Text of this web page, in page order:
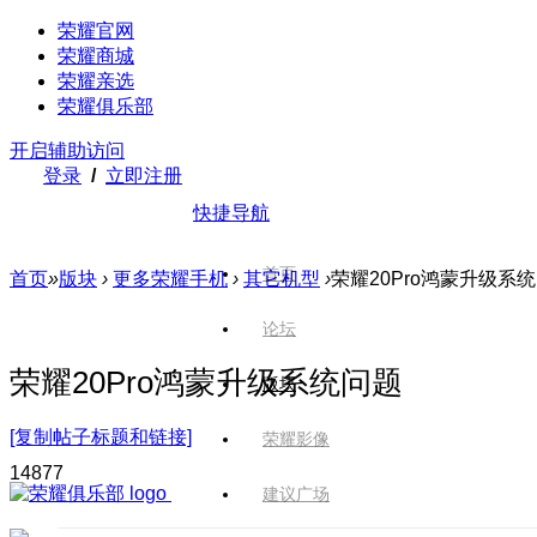
荣耀官网
荣耀商城
荣耀亲选
荣耀俱乐部
开启辅助访问
登录 / 立即注册
快捷导航
首页
论坛
版块
荣耀影像
建议广场
首页»版块 › 更多荣耀手机 › 其它机型 ›荣耀20Pro鸿蒙升级系
荣耀20Pro鸿蒙升级系统问题
[复制帖子标题和链接]
14877